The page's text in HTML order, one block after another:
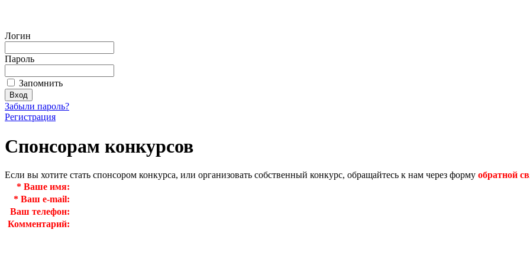
Логин
Пароль
Запомнить
Забыли пароль?
Регистрация
Спонсорам конкурсов
Если вы хотите стать спонсором конкурса, или организовать собственный конкурс, обращайтесь к нам через форму обратной
* Ваше имя:
* Ваш e-mail:
Ваш телефон:
Комментарий: